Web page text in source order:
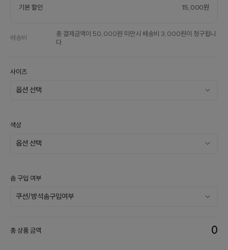
기본 할인 15,000원
배송비
총 결제금액이 50,000원 미만시 배송비 3,000원이 청구됩니
다.
사이즈
색상
솜 구입 여부
총 상품 금액 0